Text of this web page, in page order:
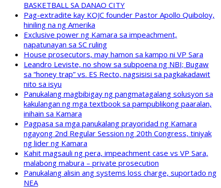
BASKETBALL SA DANAO CITY
Pag-extradite kay KOJC founder Pastor Apollo Quiboloy,
hiniling na ng Amerika
Exclusive power ng Kamara sa impeachment,
napatunayan sa SC ruling
House prosecutors, may hamon sa kampo ni VP Sara
Leandro Leviste, no show sa subpoena ng NBI; Bugaw
sa “honey trap” vs. ES Recto, nagsisisi sa pagkakadawit
nito sa isyu
Panukalang magbibigay ng pangmatagalang solusyon sa
kakulangan ng mga textbook sa pampublikong paaralan,
inihain sa Kamara
Pagpasa sa mga panukalang prayoridad ng Kamara
ngayong 2nd Regular Session ng 20th Congress, tiniyak
ng lider ng Kamara
Kahit magsauli ng pera, impeachment case vs VP Sara,
malabong mabura – private prosecution
Panukalang alisin ang systems loss charge, suportado ng
NEA